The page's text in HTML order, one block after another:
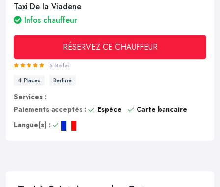
Taxi De la Viadene
Infos chauffeur
RÉSERVEZ CE CHAUFFEUR
5 étoiles
4 Places Berline
Services :
Paiements acceptés :
Espèce
Carte bancaire
Langue(s) :